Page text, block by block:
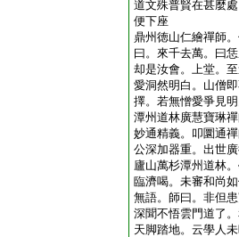
道文殊普賢在甚麼
便下座
鼎州徳山仁繪禪師
曰。來千去萬。曰
却是汝會。上堂。
愛洞然明白。山僧
擇。若無憎愛爭見
潭州道林廣慧寶琳
妙通精義。叩圜通
公深加器重。出世
廬山萬杉潭州道林
臨濟喝。未審和尚
無語。師曰。非但
深聞不悟雲門道了
天脚踏地。云學人